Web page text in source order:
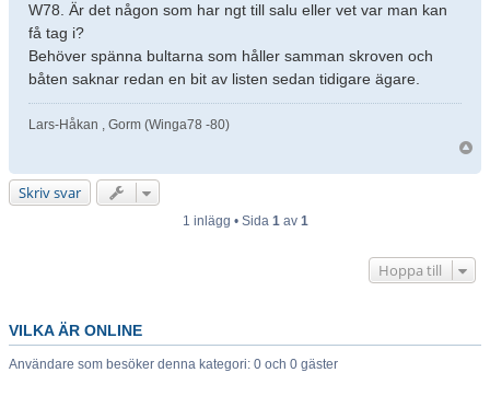
W78. Är det någon som har ngt till salu eller vet var man kan
få tag i?
Behöver spänna bultarna som håller samman skroven och
båten saknar redan en bit av listen sedan tidigare ägare.
Lars-Håkan , Gorm (Winga78 -80)
Skriv svar
1 inlägg • Sida 1av 1
Hoppa till
VILKA ÄR ONLINE
Användare som besöker denna kategori: 0 och 0 gäster